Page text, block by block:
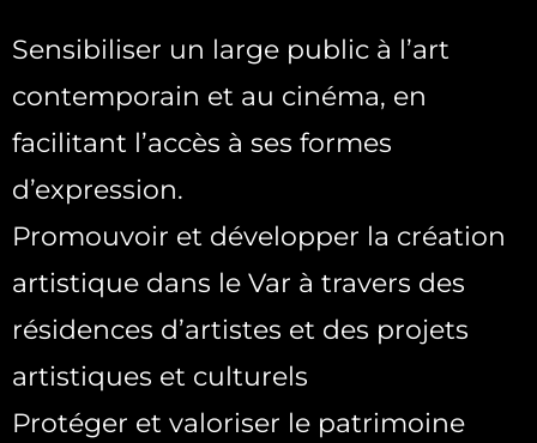
Sensibiliser un large public à l’art
contemporain et au cinéma, en
facilitant l’accès à ses formes
d’expression.
Promouvoir et développer la création
artistique dans le Var à travers des
résidences d’artistes et des projets
artistiques et culturels
Protéger et valoriser le patrimoine